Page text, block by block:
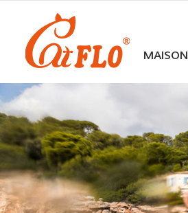
MAISON